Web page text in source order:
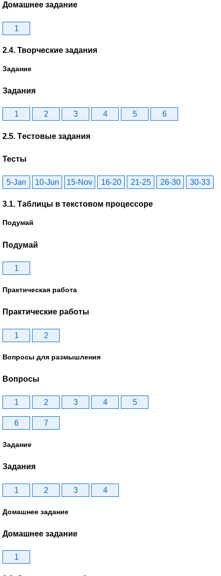
Домашнее задание
1
2.4. Творческие задания
Задание
Задания
1 2 3 4 5 6
2.5. Tестовые задания
Тесты
5-Jan 10-Jun 15-Nov 16-20 21-25 26-30 30-33
3.1. Таблицы в текстовом процессоре
Подумай
Подумай
1
Практическая работа
Практические работы
1 2
Вопросы для размышления
Вопросы
1 2 3 4 5
6 7
Задание
Задания
1 2 3 4
Домашнее задание
Домашнее задание
1